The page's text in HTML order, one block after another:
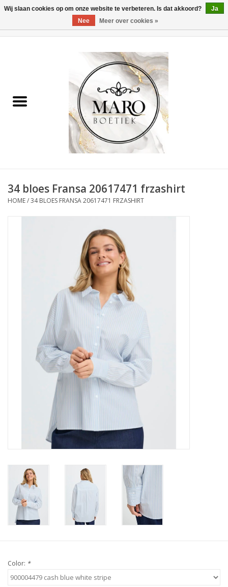
Heren
34 bloes Fransa 20617471 frzashirt
HOME/34 BLOES FRANSA 20617471 FRZASHIRT
Color: *
Wij slaan cookies op om onze website te verbeteren. Is dat akkoord?
Ja
Nee
Meer over cookies »